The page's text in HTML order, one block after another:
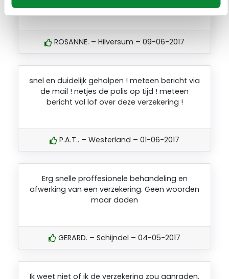
ROSANNE. – Hilversum – 09-06-2017
snel en duidelijk geholpen ! meteen bericht via
de mail ! netjes de polis op tijd ! meteen
bericht vol lof over deze verzekering !
P.A.T.. – Westerland – 01-06-2017
Erg snelle proffesionele behandeling en
afwerking van een verzekering. Geen woorden
maar daden
GERARD. – Schijndel – 04-05-2017
Ik weet niet of ik de verzekering zou aanraden.